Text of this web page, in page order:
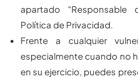
apartado
Política de Privacidad.
Frente a cualquier
especialmente cuando no
en su ejercicio, puedes